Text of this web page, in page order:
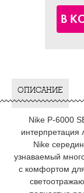
В
ОПИСАНИЕ
Nike P-6000
интерпретация
Nike
узнаваемый
с комфортом